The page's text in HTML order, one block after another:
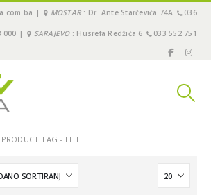
| MOSTAR : Dr. Ante Starčevića 74A 036
000 | SARAJEVO: Husrefa Redžića 6 033 552 751
PRODUCT TAG - LITE